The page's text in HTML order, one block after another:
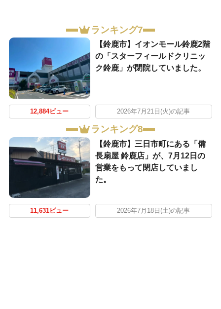
ランキング7
【鈴鹿市】イオンモール鈴鹿2階
の「スターフィールドクリニッ
ク鈴鹿」が閉院していました。
12,884ビュー 2026年7月21日(火)の記事
ランキング8
【鈴鹿市】三日市町にある「備
長扇屋 鈴鹿店」が、7月12日の
営業をもって閉店していまし
た。
11,631ビュー 2026年7月18日(土)の記事